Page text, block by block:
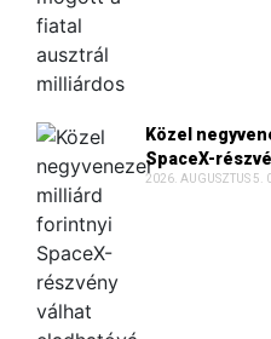
Közel
SpaceX-
2026. AUGUSZTUS 5.